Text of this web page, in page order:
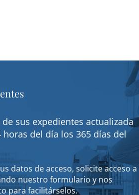
sus expedientes actualizada
horas del día los 365 días del
datos de acceso, solicite acceso a
nuestro formulario y nos
para facilitárselos.